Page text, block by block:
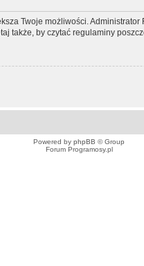
Twoje możliwości.
także, by czytać regulaminy
Powered by phpBB © Group
Forum Programosy.pl